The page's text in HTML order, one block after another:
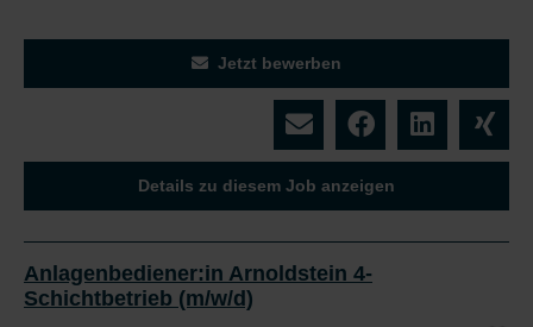
Jetzt bewerben
Details zu diesem Job anzeigen
Anlagenbediener:in Arnoldstein 4-
Schichtbetrieb (m/w/d)